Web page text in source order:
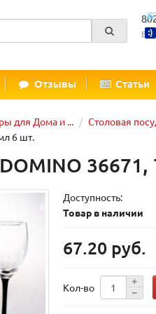
Отзывы Статьи
для Дома и ...
Столовая
6 шт.
Доступность:
Товар в наличии
67.20 руб.
Кол-во